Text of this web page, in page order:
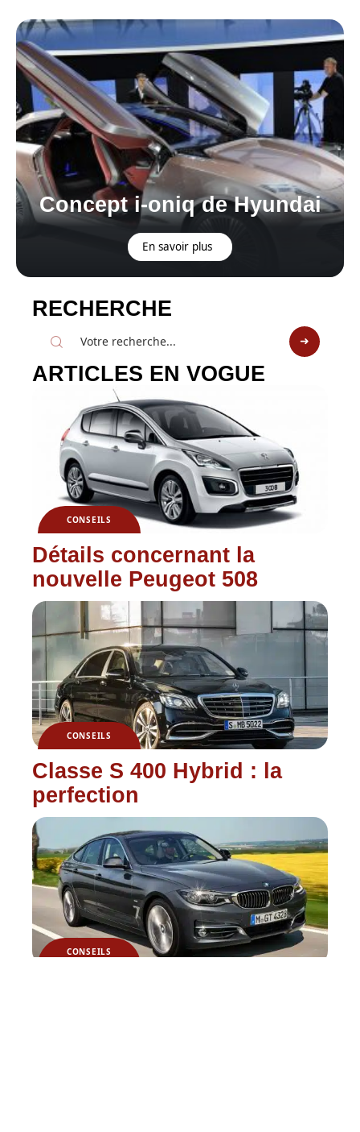
Concept i-oniq de Hyundai
En savoir plus
RECHERCHE
ARTICLES EN VOGUE
CONSEILS
Détails concernant la
nouvelle Peugeot 508
CONSEILS
Classe S 400 Hybrid : la
perfection
CONSEILS